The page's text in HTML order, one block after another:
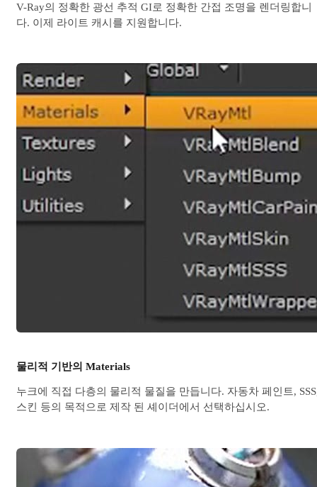
V-Ray의 정확한 광선 추적 GI로 정확한 간접 조명을 렌더링합니
다. 이제 라이트 캐시를 지원합니다.
물리적 기반의 Materials
누크에 직접 다층의 물리적 물질을 만듭니다. 자동차 페인트,
스킨 등의 목적으로 제작 된 셰이더에서 선택하십시오.